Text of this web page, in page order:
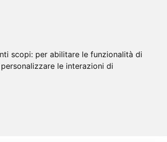
scopi: per abilitare le funzionalità di
le interazioni di